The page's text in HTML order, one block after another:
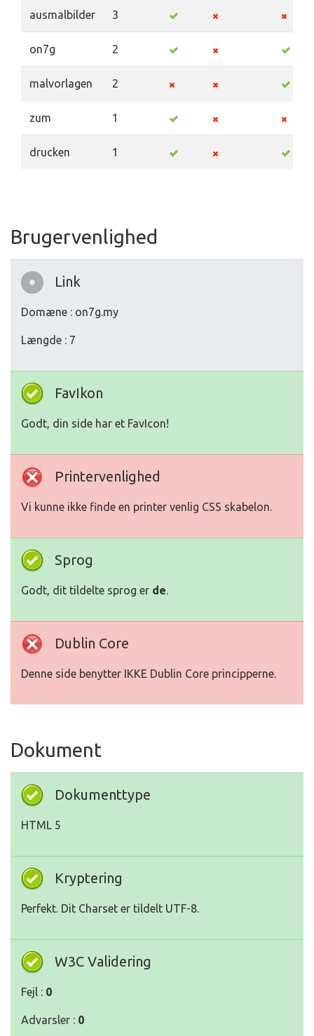
ausmalbilder 3
on7g 2
malvorlagen 2
zum 1
drucken 1
Brugervenlighed
Link
Domæne : on7g.my
Længde : 7
FavIkon
Godt, din side har et FavIcon!
Printervenlighed
Vi kunne ikke finde en printer venlig CSS skabelon.
Sprog
Godt, dit tildelte sprog er de.
Dublin Core
Denne side benytter IKKE Dublin Core principperne.
Dokument
Dokumenttype
HTML 5
Kryptering
Perfekt. Dit Charset er tildelt UTF-8.
W3C Validering
Fejl : 0
Advarsler : 0